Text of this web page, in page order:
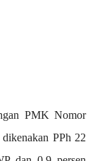
PMK Nomor
PPh 22